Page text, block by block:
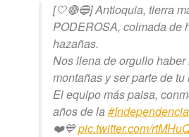
[🤍🔴🔵] Antioquia, tierra
PODEROSA, colmada de
hazañas.
Nos llena de orgullo
montañas y ser parte de tu
El equipo más paisa,
años de la
❤️💙pic.twitter.com/